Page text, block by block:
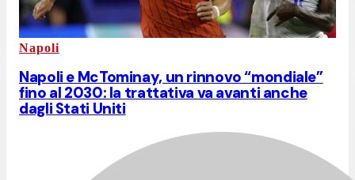
Napoli
Napoli e McTominay, un rinnovo “mondiale”
fino al 2030: la trattativa va avanti anche
dagli Stati Uniti